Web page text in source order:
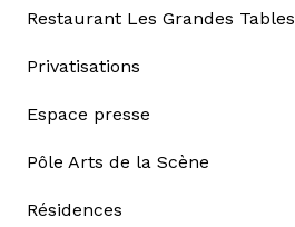
Restaurant Les Grandes Tables
Privatisations
Espace presse
Pôle Arts de la Scène
Résidences